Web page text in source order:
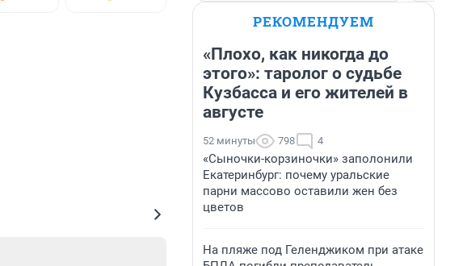
РЕКОМЕНДУЕМ
«Плохо, как никогда до
этого»: таролог о судьбе
Кузбасса и его жителей в
августе
52 минуты 798 4
«Сыночки-корзиночки» заполонили
Екатеринбург: почему уральские
парни массово оставили жен без
цветов
На пляже под Геленджиком при атаке